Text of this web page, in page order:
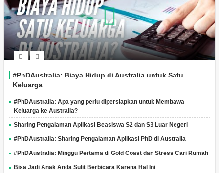
#PhDAustralia: Biaya Hidup di Australia untuk Satu
Keluarga
#PhDAustralia: Apa yang perlu dipersiapkan untuk Membawa
Keluarga ke Australia?
Sharing Pengalaman Aplikasi Beasiswa S2 dan S3 Luar Negeri
#PhDAustralia: Sharing Pengalaman Aplikasi PhD di Australia
#PhDAustralia: Minggu Pertama di Gold Coast dan Stress Cari Rumah
Bisa Jadi Anak Anda Sulit Berbicara Karena Hal Ini